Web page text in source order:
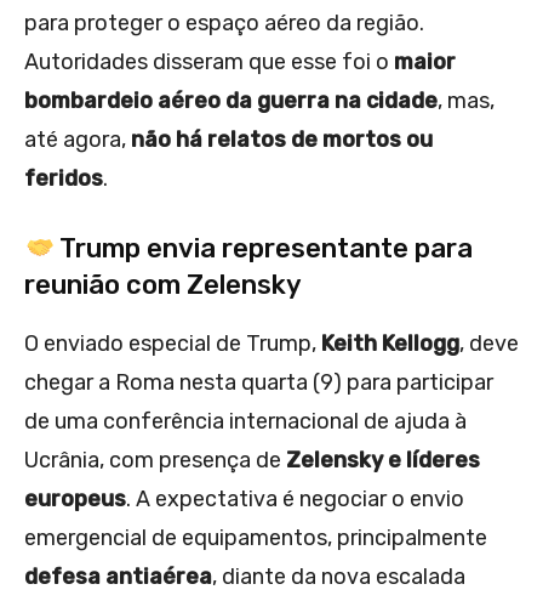
para proteger o espaço aéreo da região.
Autoridades disseram que esse foi o maior
bombardeio aéreo da guerra na cidade, mas,
até agora, não há relatos de mortos ou
feridos.
Trump envia representante para
reunião com Zelensky
O enviado especial de Trump, Keith Kellogg, deve
chegar a Roma nesta quarta (9) para participar
de uma conferência internacional de ajuda à
Ucrânia, com presença de Zelensky e líderes
europeus. A expectativa é negociar o envio
emergencial de equipamentos, principalmente
defesa antiaérea, diante da nova escalada